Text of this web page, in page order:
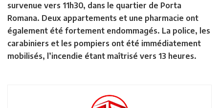
survenue vers 11h30, dans le quartier de Porta
Romana. Deux appartements et une pharmacie ont
également été fortement endommagés. La police, les
carabiniers et les pompiers ont été immédiatement
mobilisés, l’incendie étant maîtrisé vers 13 heures.